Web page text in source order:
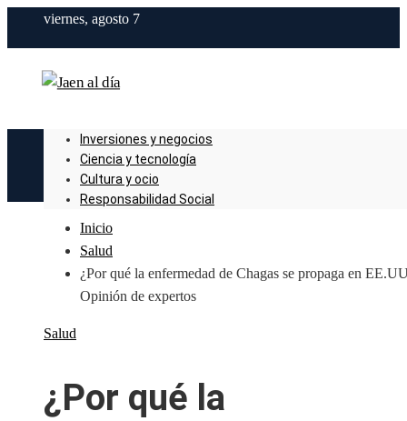
viernes, agosto 7
Inversiones y negocios
Ciencia y tecnología
Cultura y ocio
Responsabilidad Social
Inicio
Salud
¿Por qué la enfermedad de Chagas se propaga en
Opinión de expertos
Salud
¿Por qué la